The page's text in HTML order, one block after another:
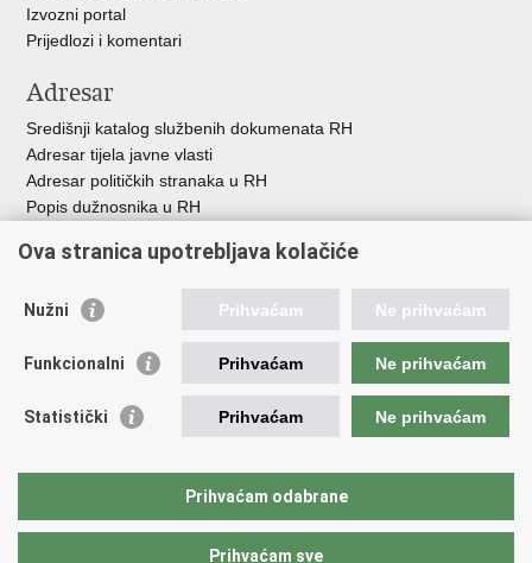
Izvozni portal
Prijedlozi i komentari
Adresar
Središnji katalog službenih dokumenata RH
Adresar tijela javne vlasti
Adresar političkih stranaka u RH
Popis dužnosnika u RH
Pozivi za žurnu pomoć
Važne poveznice
Strukturni i investicijski fondovi
Središnja agencija za financiranje i ugovaranje
Predstavništvo Europske komisije u Hrvatskoj
Europski parlament
Ova stranica upotrebljava kolačiće
Nužni Prihvaćam Ne prihvaćam
Funkcionalni Prihvaćam Ne prihvaćam
Statistički Prihvaćam Ne prihvaćam
Prihvaćam odabrane
Prihvaćam sve